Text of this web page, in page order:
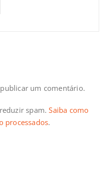
um comentário.
spam.Saiba como
processados.